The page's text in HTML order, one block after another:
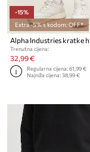
-15%
Extra -5% s kodom: OFF*
Trenutna cijena:
32,99 €
Regularna cijena:61,99 €
Najniža cijena:38,99 €